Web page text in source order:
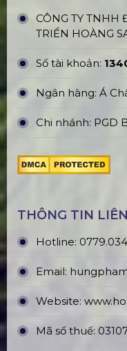
CÔNG TY TNHH
TRIỂN HOÀNG
Số tài khoản:
Ngân hàng: Á
Chi nhánh: PGD
THÔNG TIN
Hotline:
Email:
Website:
Mã số thuế: